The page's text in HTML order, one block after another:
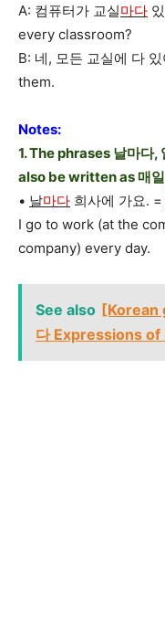
A: 컴퓨터가 교실마다
every classroom?
B: 네, 모든 교실에 다
them.
Notes:
1. The phrases 날마다,
also be written as 매
• 날마다 희사에 가요. =
I go to work (at the
company) every day.
See also [Korean
다 Expressions of